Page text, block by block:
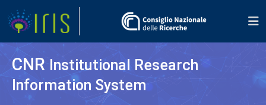
CNR Institutional Research
Information System